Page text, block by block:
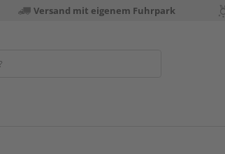
Versand mit eigenem Fuhrpark